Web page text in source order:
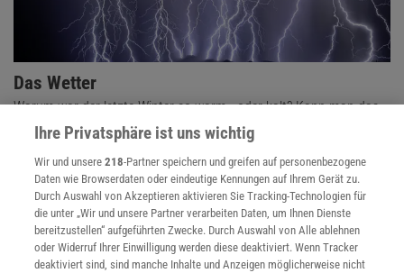
Das Wetter
Warum war der letzte Winter so warm - oder kalt? Kann man das
Sommerwetter im Frühling vorhersagen? Wie wirkt Regen auf
unser Gemüt? Das Wetter bestimmt unseren Alltag.
Ihre Privatsphäre ist uns wichtig
Wir und unsere218-Partner speichern und greifen auf personenbezogene
Daten wie Browserdaten oder eindeutige Kennungen auf Ihrem Gerät zu.
Durch Auswahl von Akzeptieren aktivieren Sie Tracking-Technologien für
die unter „Wir und unsere Partner verarbeiten Daten, um Ihnen Dienste
bereitzustellen“ aufgeführten Zwecke. Durch Auswahl von Alle ablehnen
oder Widerruf Ihrer Einwilligung werden diese deaktiviert. Wenn Tracker
deaktiviert sind, sind manche Inhalte und Anzeigen möglicherweise nicht